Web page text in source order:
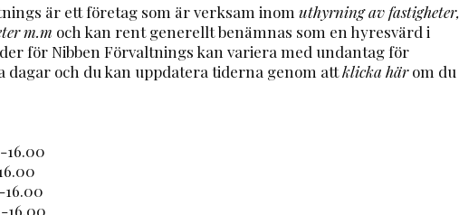
är ett företag som är verksam inomuthyrning av fastigheter,
m.m och kan rent generellt benämnas som en hyresvärd i
för Nibben Förvaltnings kan variera med undantag för
dagar och du kan uppdatera tiderna genom attklicka härom du
16.00
16.00